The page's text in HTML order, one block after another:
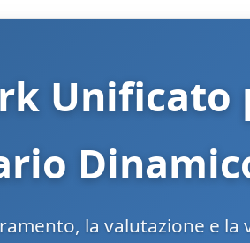
la valutazione e la